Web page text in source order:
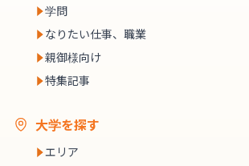
学問
なりたい仕事、職業
親御様向け
特集記事
大学を探す
エリア